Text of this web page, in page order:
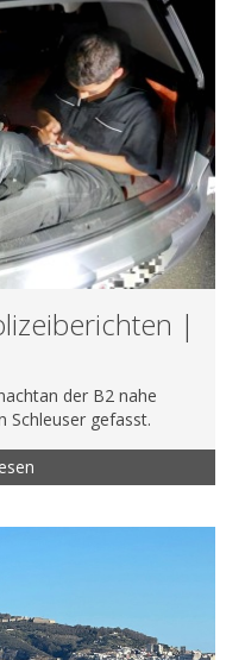
|
der B2 nahe
Schleuser gefasst.